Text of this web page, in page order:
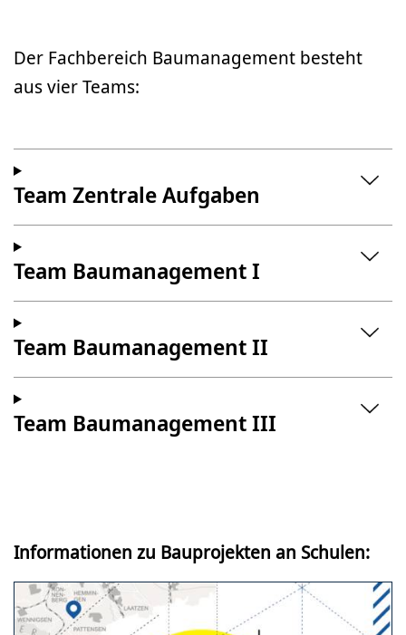
Der Fachbereich Baumanagement besteht
aus vier Teams:
Team Zentrale Aufgaben
Team Baumanagement I
Team Baumanagement II
Team Baumanagement III
Informationen zu Bauprojekten an Schulen: